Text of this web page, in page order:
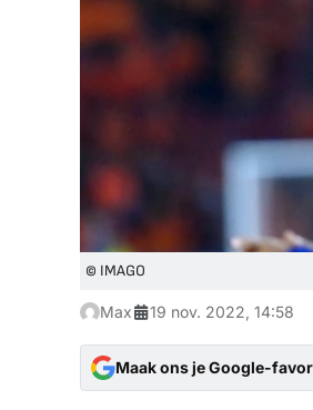
© IMAGO
Max 19 nov. 2022, 14:58
Maak ons je Google-